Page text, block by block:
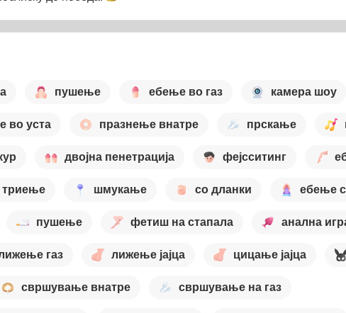
пушење ебење во газ камера шоу
во уста празнење внатре прскање
двојна пенетрација фејсситинг
триење шмукање со дланки ебење
пушење фетиш на стапала анална
газ лижење јајца цицање јајца
свршување внатре свршување на газ